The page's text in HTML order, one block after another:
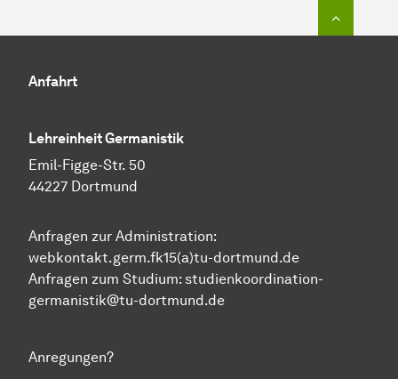
Anfahrt
Lehreinheit Germanistik
Emil-Figge-Str. 50
44227 Dortmund
Anfragen zur Administration:
webkontakt.germ.fk15(a)tu-dortmund.de
Anfragen zum Studium: studienkoordination-
germanistik@tu-dortmund.de
Anregungen?